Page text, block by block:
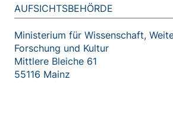
AUFSICHTSBEHÖRDE
Ministerium für Wissenschaft,
Forschung und Kultur
Mittlere Bleiche 61
55116 Mainz